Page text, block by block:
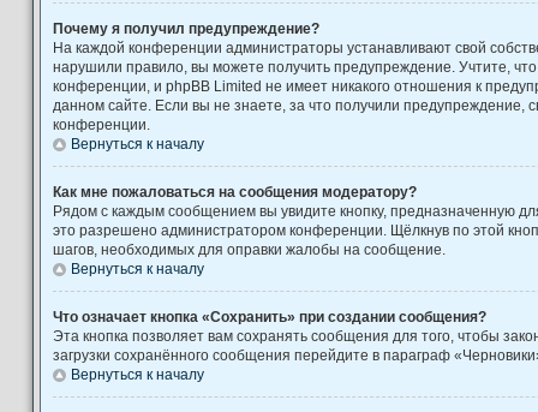
Почему я получил предупреждение?
На каждой конференции администраторы устанавливают свой
нарушили правило, вы можете получить предупреждение. Учтите,
конференции, и phpBB Limited не имеет никакого отношения к
данном сайте. Если вы не знаете, за что получили предупреждение,
конференции.
Вернуться к началу
Как мне пожаловаться на сообщения модератору?
Рядом с каждым сообщением вы увидите кнопку, предназначенную
это разрешено администратором конференции. Щёлкнув по этой
шагов, необходимых для оправки жалобы на сообщение.
Вернуться к началу
Что означает кнопка «Сохранить» при создании сообщения?
Эта кнопка позволяет вам сохранять сообщения для того, чтобы
загрузки сохранённого сообщения перейдите в параграф
Вернуться к началу